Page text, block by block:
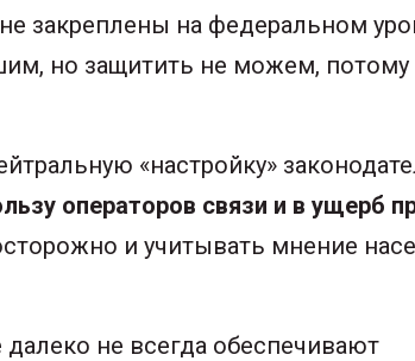
закреплены на федеральном
но защитить не можем, потому
«настройку»
операторов связи и в ущерб
и учитывать мнение
не всегда обеспечивают